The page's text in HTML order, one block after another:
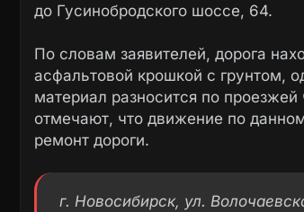
до Гусинобродского шоссе, 64.
По словам заявителей, дорога
асфальтовой крошкой с грунтом,
материал разносится по
отмечают, что движение по
ремонт дороги.
г. Новосибирск, ул.